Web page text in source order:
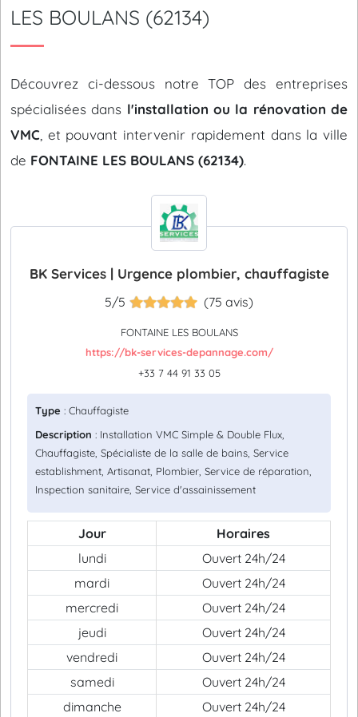
LES BOULANS (62134)
Découvrez ci-dessous notre TOP des entreprises
spécialisées dans l'installation ou la rénovation de
VMC , et pouvant intervenir rapidement dans la ville
de FONTAINE LES BOULANS (62134).
BK Services | Urgence plombier, chauffagiste
5/5 (75 avis)
FONTAINE LES BOULANS
https://bk-services-depannage.com/
+33 7 44 91 33 05
Type : Chauffagiste
Description : Installation VMC Simple & Double Flux,
Chauffagiste, Spécialiste de la salle de bains, Service
establishment, Artisanat, Plombier, Service de réparation,
Inspection sanitaire, Service d'assainissement
Jour
Horaires
lundi
Ouvert 24h/24
mardi
Ouvert 24h/24
mercredi
Ouvert 24h/24
jeudi
Ouvert 24h/24
vendredi
Ouvert 24h/24
samedi
Ouvert 24h/24
dimanche
Ouvert 24h/24